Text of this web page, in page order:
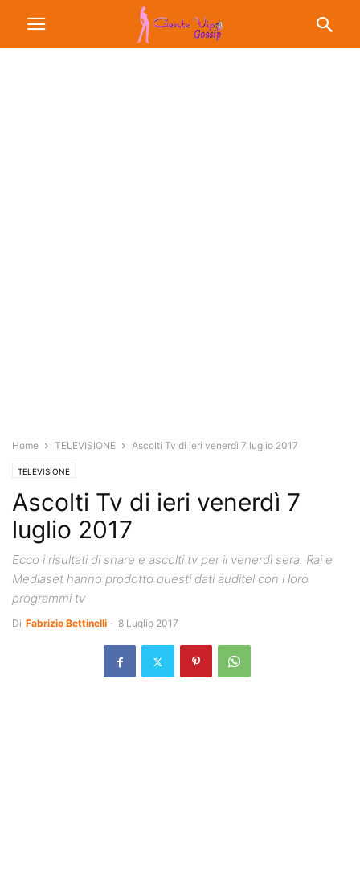
Home TELEVISIONE Ascolti Tv di ieri venerdì 7 luglio 2017
TELEVISIONE
Ascolti Tv di ieri venerdì 7
luglio 2017
Ecco i risultati di share e ascolti tv per il venerdì sera. Rai e
Mediaset hanno prodotto questi dati auditel con i loro
programmi tv
Di Fabrizio Bettinelli - 8 Luglio 2017